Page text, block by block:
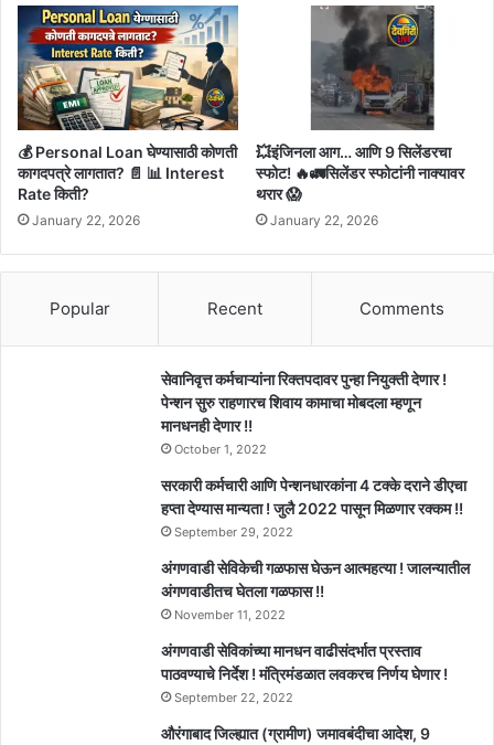
💰 Personal Loan घेण्यासाठी कोणती
कागदपत्रे लागतात? 📄 📊 Interest
Rate किती?
January 22, 2026
💥इंजिनला आग… आणि 9 सिलेंडरचा
स्फोट! 🔥🚛सिलेंडर स्फोटांनी नाक्यावर
थरार 😱
January 22, 2026
Popular Recent Comments
सेवानिवृत्त कर्मचाऱ्यांना रिक्तपदावर पुन्हा नियुक्ती देणार !
पेन्शन सुरु राहणारच शिवाय कामाचा मोबदला म्हणून
मानधनही देणार !!
October 1, 2022
सरकारी कर्मचारी आणि पेन्शनधारकांना 4 टक्के दराने डीएचा
हप्ता देण्यास मान्यता ! जुलै 2022 पासून मिळणार रक्कम !!
September 29, 2022
अंगणवाडी सेविकेची गळफास घेऊन आत्महत्या ! जालन्यातील
अंगणवाडीतच घेतला गळफास !!
November 11, 2022
अंगणवाडी सेविकांच्या मानधन वाढीसंदर्भात प्रस्ताव
पाठवण्याचे निर्देश ! मंत्रिमंडळात लवकरच निर्णय घेणार !
September 22, 2022
औरंगाबाद जिल्ह्यात (ग्रामीण) जमावबंदीचा आदेश, 9